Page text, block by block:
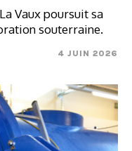
Vaux poursuit sa
souterraine.
4 JUIN 2026